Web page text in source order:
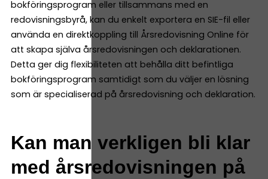
bokföringsprogram eller tillsammans med en
redovisningsbyrå, kan du enkelt exportera en SIE-fil eller
använda en direktkoppling till Årsredovisning Online för
att skapa själva årsredovisningen och deklarationen.
Detta ger dig flexibiliteten att behålla ditt befintliga
bokföringsprogram samtidigt som du väljer en lösning
som är specialiserad på årsredovisning och deklaration.
Kan man verkligen bli klar
med årsredovisningen på